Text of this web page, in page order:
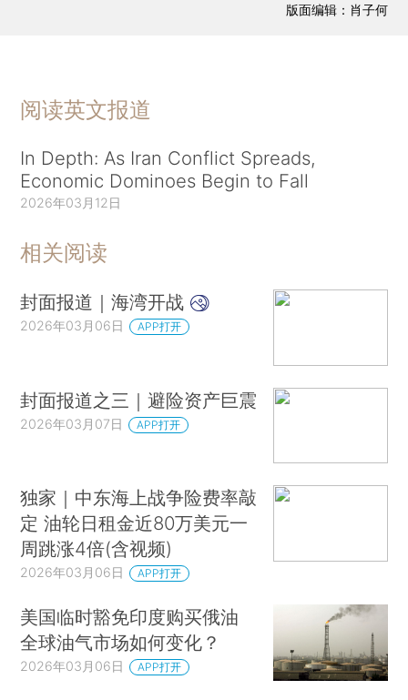
版面编辑：肖子何
阅读英文报道
In Depth: As Iran Conflict Spreads,
Economic Dominoes Begin to Fall
2026年03月12日
相关阅读
封面报道｜海湾开战
2026年03月06日 APP打开
封面报道之三｜避险资产巨震
2026年03月07日 APP打开
独家｜中东海上战争险费率敲
定 油轮日租金近80万美元一
周跳涨4倍(含视频)
2026年03月06日 APP打开
美国临时豁免印度购买俄油
全球油气市场如何变化？
2026年03月06日 APP打开